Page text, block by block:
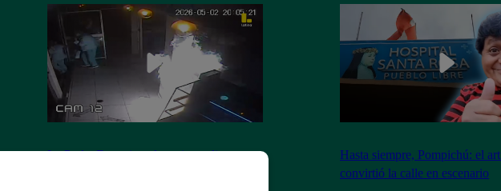
La Perla: Extorsionadores incendian
Hasta siempre, Pompichú: el
convirtió la calle en escenario